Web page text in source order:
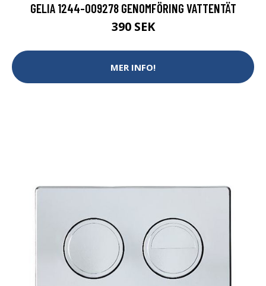
GELIA 1244-009278 GENOMFÖRING VATTENTÄT
390 SEK
MER INFO!